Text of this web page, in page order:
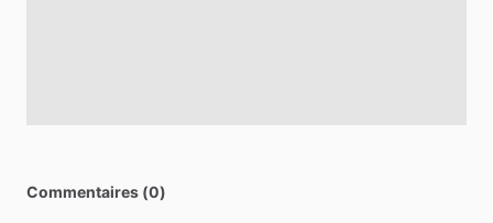
Commentaires (0)